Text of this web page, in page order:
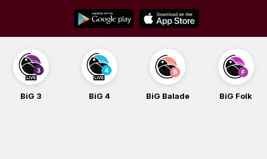
content
BiG 3 BiG 4 BiG Balade BiG Folk